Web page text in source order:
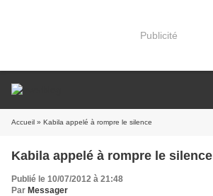
Publicité
Accueil » Kabila appelé à rompre le silence
Kabila appelé à rompre le silence
Publié le 10/07/2012 à 21:48
Par Messager